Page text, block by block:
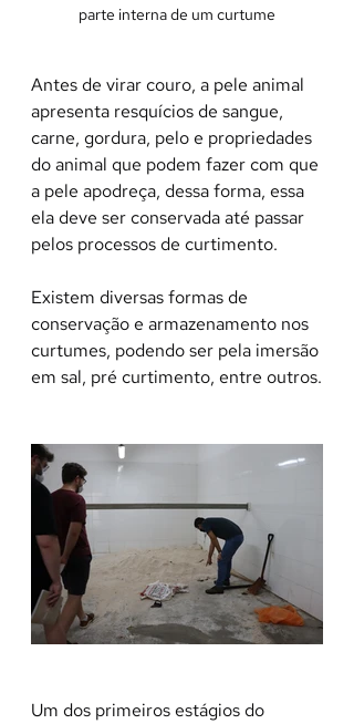
parte interna de um curtume
Antes de virar couro, a pele animal
apresenta resquícios de sangue,
carne, gordura, pelo e propriedades
do animal que podem fazer com que
a pele apodreça, dessa forma, essa
ela deve ser conservada até passar
pelos processos de curtimento.
Existem diversas formas de
conservação e armazenamento nos
curtumes, podendo ser pela imersão
em sal, pré curtimento, entre outros.
Um dos primeiros estágios do